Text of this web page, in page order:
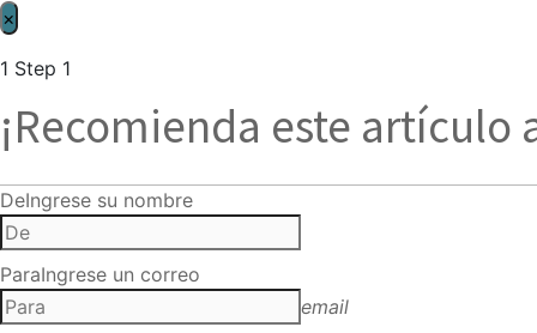
×
1 Step 1
¡Recomienda este artículo
DeIngrese su nombre
ParaIngrese un correo
email